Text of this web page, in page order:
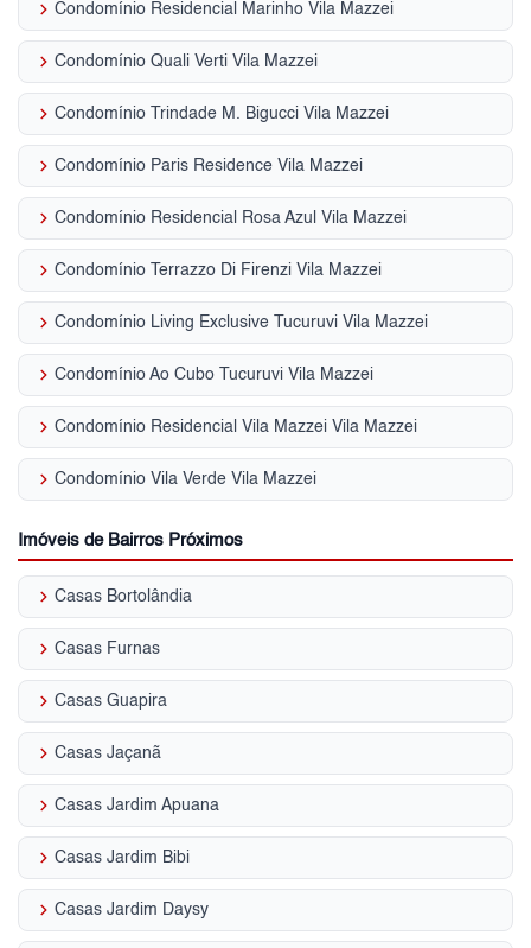
keyboard_arrow_right Condomínio Residencial Marinho Vila Mazzei
keyboard_arrow_right Condomínio Quali Verti Vila Mazzei
keyboard_arrow_right Condomínio Trindade M. Bigucci Vila Mazzei
keyboard_arrow_right Condomínio Paris Residence Vila Mazzei
keyboard_arrow_right Condomínio Residencial Rosa Azul Vila Mazzei
keyboard_arrow_right Condomínio Terrazzo Di Firenzi Vila Mazzei
keyboard_arrow_right Condomínio Living Exclusive Tucuruvi Vila Mazzei
keyboard_arrow_right Condomínio Ao Cubo Tucuruvi Vila Mazzei
keyboard_arrow_right Condomínio Residencial Vila Mazzei Vila Mazzei
keyboard_arrow_right Condomínio Vila Verde Vila Mazzei
Imóveis de Bairros Próximos
keyboard_arrow_right Casas Bortolândia
keyboard_arrow_right Casas Furnas
keyboard_arrow_right Casas Guapira
keyboard_arrow_right Casas Jaçanã
keyboard_arrow_right Casas Jardim Apuana
keyboard_arrow_right Casas Jardim Bibi
keyboard_arrow_right Casas Jardim Daysy